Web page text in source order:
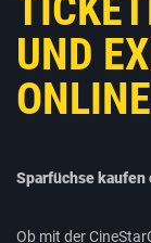
UND
Sparfüchse kaufen
Ob mit der